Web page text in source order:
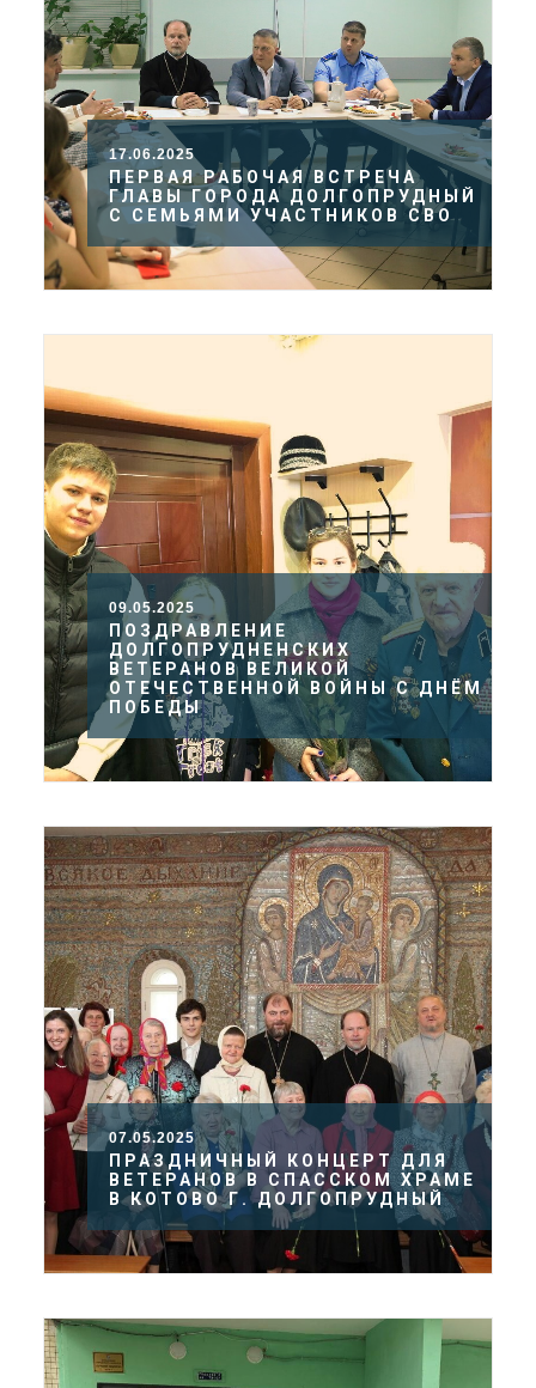
17.06.2025
ПЕРВАЯ РАБОЧАЯ ВСТРЕЧА
ГЛАВЫ ГОРОДА ДОЛГОПРУДНЫЙ
С СЕМЬЯМИ УЧАСТНИКОВ СВО
09.05.2025
ПОЗДРАВЛЕНИЕ
ДОЛГОПРУДНЕНСКИХ
ВЕТЕРАНОВ ВЕЛИКОЙ
ОТЕЧЕСТВЕННОЙ ВОЙНЫ С ДНЁМ
ПОБЕДЫ
07.05.2025
ПРАЗДНИЧНЫЙ КОНЦЕРТ ДЛЯ
ВЕТЕРАНОВ В СПАССКОМ ХРАМЕ
В КОТОВО Г. ДОЛГОПРУДНЫЙ